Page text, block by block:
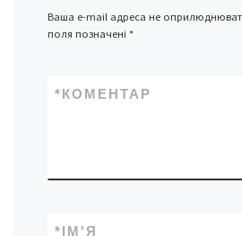
Ваша e-mail адреса не
поля позначені *
КОМЕНТАР
*
ІМ'Я
*